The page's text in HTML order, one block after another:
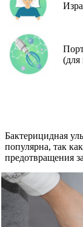
(для
Бактерицидная
популярна, так
предотвращения